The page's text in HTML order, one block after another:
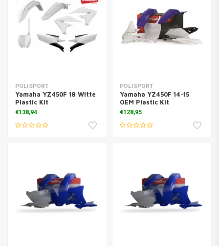
POLISPORT
Yamaha YZ450F 18 Witte
Plastic Kit
€138,94
POLISPORT
Yamaha YZ450F 14-15
OEM Plastic Kit
€128,95